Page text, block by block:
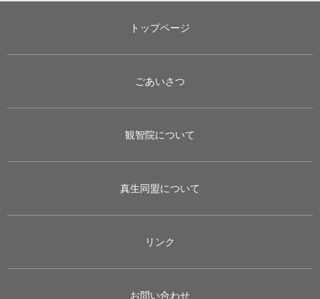
トップページ
ごあいさつ
観智院について
真生同盟について
リンク
お問い合わせ